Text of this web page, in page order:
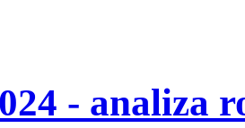
- analiza